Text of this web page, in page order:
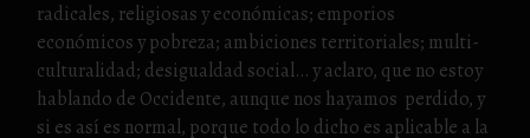
radicales, religiosas y económicas; emporios
económicos y pobreza; ambiciones territoriales; multi-
culturalidad; desigualdad social… y aclaro, que no estoy
hablando de Occidente, aunque nos hayamos perdido, y
si es así es normal, porque todo lo dicho es aplicable a la